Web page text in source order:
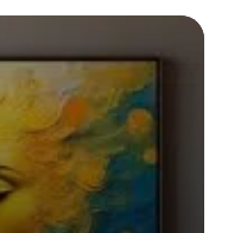
impactent